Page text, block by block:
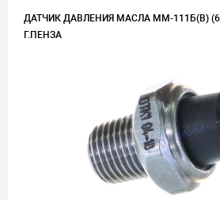
ДАТЧИК ДАВЛЕНИЯ МАСЛА ММ-111Б(В)
Г.ПЕНЗА